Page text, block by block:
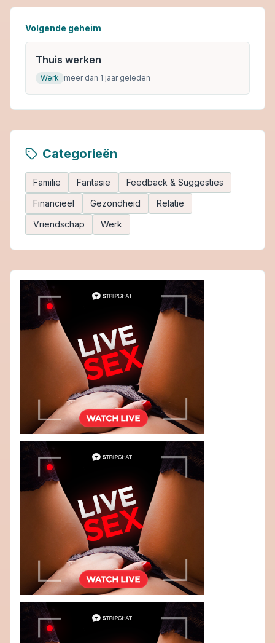
Volgende geheim
Thuis werken
Werk meer dan 1 jaar geleden
Categorieën
Familie Fantasie
Feedback & Suggesties
Financieël
Gezondheid
Relatie
Vriendschap
Werk